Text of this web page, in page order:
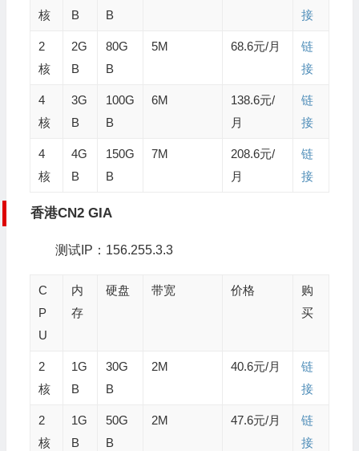
核
B
B
接
2
核
2G
B
80G
B
5M 68.6元/月
链
接
4
核
3G
B
100G
B
6M
138.6元/
月
链
接
4
核
4G
B
150G
B
7M
208.6元/
月
链
接
香港CN2 GIA
测试IP：156.255.3.3
C
P
U
内
存
硬盘 带宽 价格
购
买
2
核
1G
B
30G
B
2M 40.6元/月
链
接
2
核
1G
B
50G
B
2M 47.6元/月
链
接